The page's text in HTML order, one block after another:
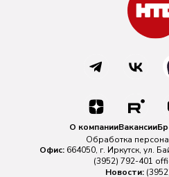
О компанииВакансии
Обработка
Офис: 664050, г. Иркутск, ул.
(3952) 792-401
Новости: